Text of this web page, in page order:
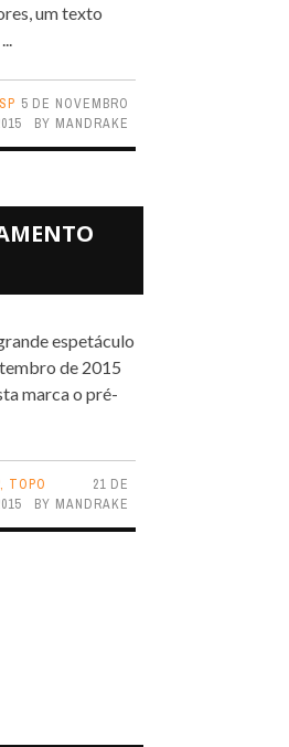
um texto
5 DE NOVEMBRO
BY MANDRAKE
de 2015
marca o pré-
, TOPO
21 DE
BY MANDRAKE